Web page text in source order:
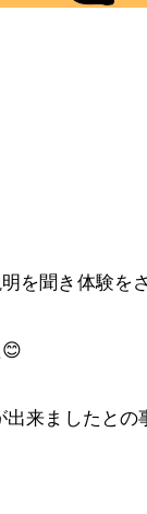
を聞き体験を
来ましたとの